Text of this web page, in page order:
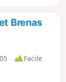
Brenas
Facile